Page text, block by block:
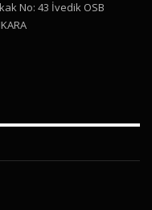
No: 43 İvedik OSB